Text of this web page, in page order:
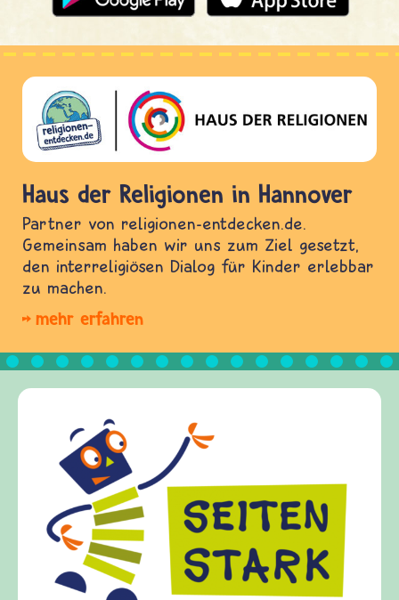
Haus der Religionen in Hannover
Partner von religionen-entdecken.de.
Gemeinsam haben wir uns zum Ziel gesetzt,
den interreligiösen Dialog für Kinder erlebbar
zu machen.
mehr erfahren